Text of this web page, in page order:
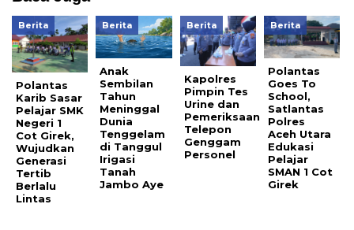
Berita
Polantas
Karib Sasar
Pelajar SMK
Negeri 1
Cot Girek,
Wujudkan
Generasi
Tertib
Berlalu
Lintas
Berita
Anak
Sembilan
Tahun
Meninggal
Dunia
Tenggelam
di Tanggul
Irigasi
Tanah
Jambo Aye
Berita
Kapolres
Pimpin Tes
Urine dan
Pemeriksaan
Telepon
Genggam
Personel
Berita
Polantas
Goes To
School,
Satlantas
Polres
Aceh Utara
Edukasi
Pelajar
SMAN 1 Cot
Girek